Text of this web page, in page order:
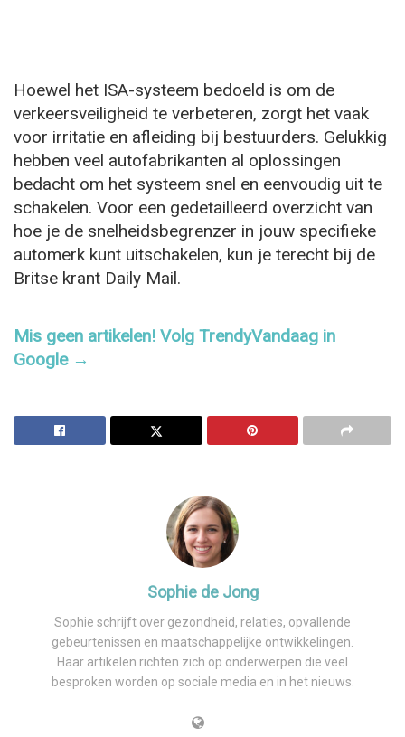
Hoewel het ISA-systeem bedoeld is om de
verkeersveiligheid te verbeteren, zorgt het vaak
voor irritatie en afleiding bij bestuurders. Gelukkig
hebben veel autofabrikanten al oplossingen
bedacht om het systeem snel en eenvoudig uit te
schakelen. Voor een gedetailleerd overzicht van
hoe je de snelheidsbegrenzer in jouw specifieke
automerk kunt uitschakelen, kun je terecht bij de
Britse krant Daily Mail.
Mis geen artikelen! Volg TrendyVandaag in
Google →
Sophie de Jong
Sophie schrijft over gezondheid, relaties, opvallende
gebeurtenissen en maatschappelijke ontwikkelingen.
Haar artikelen richten zich op onderwerpen die veel
besproken worden op sociale media en in het nieuws.